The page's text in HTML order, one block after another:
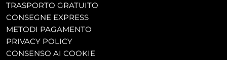
TRASPORTO GRATUITO
CONSEGNE EXPRESS
METODI PAGAMENTO
PRIVACY POLICY
CONSENSO AI COOKIE